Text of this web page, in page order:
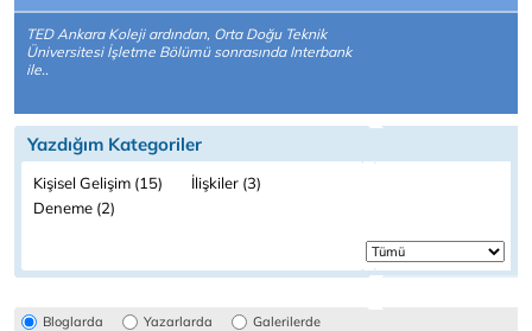
TED Ankara Koleji ardından, Orta Doğu Teknik
Üniversitesi İşletme Bölümü sonrasında Interbank
ile..
Yazdığım Kategoriler
Kişisel Gelişim (15)
İlişkiler (3)
Deneme (2)
Bloglarda Yazarlarda Galerilerde